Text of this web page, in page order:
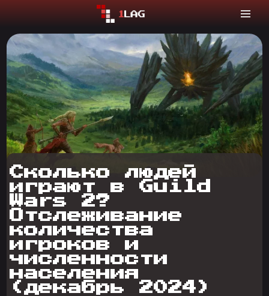
Сколько людей
играют в Guild
Wars 2?
Отслеживание
количества
игроков и
численности
населения
(декабрь 2024)